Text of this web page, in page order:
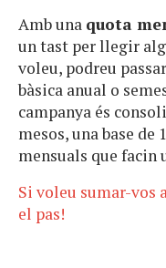
Amb una quota
un tast per llegir
voleu, podreu
bàsica anual o
campanya és
mesos,una base de
mensuals que facin
Si voleu sumar-vos
el pas!